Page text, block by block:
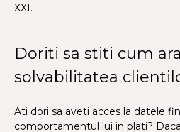
XXI.
Doriti sa stiti cum
solvabilitatea
Ati dori sa aveti acces la datele
comportamentul lui in plati?